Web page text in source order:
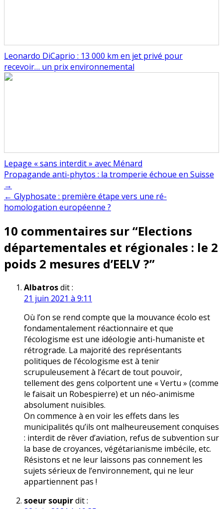
Leonardo DiCaprio : 13 000 km en jet privé pour
recevoir… un prix environnemental
Lepage « sans interdit » avec Ménard
Navigation
de
l’article
Propagande anti-phytos : la tromperie échoue en Suisse
→
← Glyphosate : première étape vers une ré-
homologation européenne ?
10 commentaires sur “Elections
départementales et régionales : le 2
poids 2 mesures d’EELV ?”
Albatrosdit :
21 juin 2021 à 9:11
Où l’on se rend compte que la mouvance écolo est
fondamentalement réactionnaire et que
l’écologisme est une idéologie anti-humaniste et
rétrograde. La majorité des représentants
politiques de l’écologisme est à tenir
scrupuleusement à l’écart de tout pouvoir,
tellement des gens colportent une « Vertu » (comme
le faisait un Robespierre) et un néo-animisme
absolument nuisibles.
On commence à en voir les effets dans les
municipalités qu’ils ont malheureusement conquises
: interdit de rêver d’aviation, refus de subvention sur
la base de croyances, végétarianisme imbécile, etc.
Résistons et ne leur laissons pas connement les
sujets sérieux de l’environnement, qui ne leur
appartiennent pas !
soeur soupirdit :